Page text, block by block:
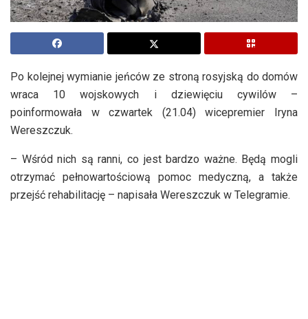
Po kolejnej wymianie jeńców ze stroną rosyjską do domów
wraca 10 wojskowych i dziewięciu cywilów –
poinformowała w czwartek (21.04) wicepremier Iryna
Wereszczuk.
– Wśród nich są ranni, co jest bardzo ważne. Będą mogli
otrzymać pełnowartościową pomoc medyczną, a także
przejść rehabilitację – napisała Wereszczuk w Telegramie.